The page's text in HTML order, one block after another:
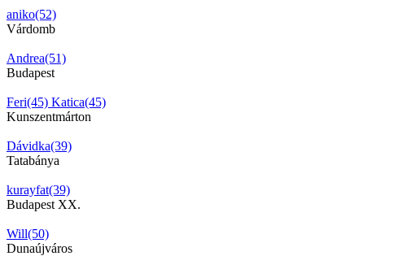
aniko(52)
Várdomb
Andrea(51)
Budapest
Feri(45) Katica(45)
Kunszentmárton
Dávidka(39)
Tatabánya
kurayfat(39)
Budapest XX.
Will(50)
Dunaújváros